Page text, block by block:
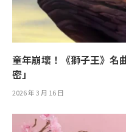
童年崩壞！《獅子王》名
密」
2026 年 3 月 16 日